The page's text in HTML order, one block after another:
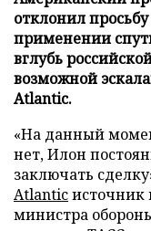
отклонил
применении
вглубь
возможной
Atlantic.
«На данный
нет, Илон
заключать
Atlanticисточник
министра